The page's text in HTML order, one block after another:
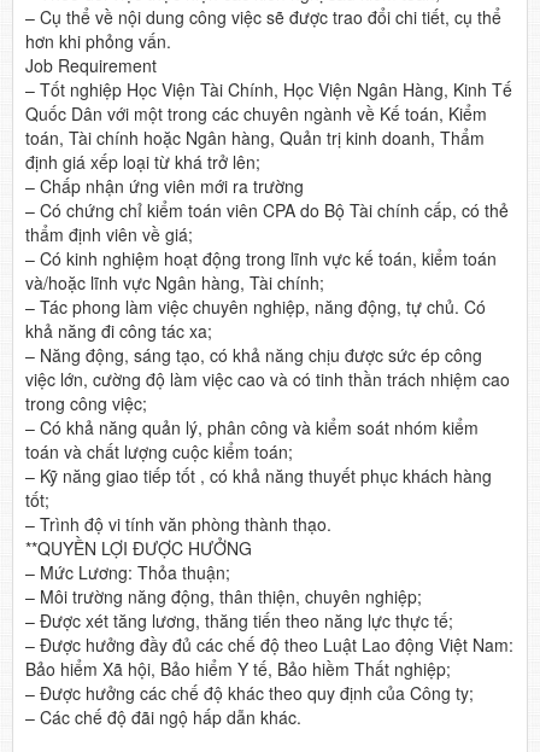
– Cụ thể về nội dung công việc sẽ được trao đổi chi tiết, cụ thể
hơn khi phỏng vấn.
Job Requirement
– Tốt nghiệp Học Viện Tài Chính, Học Viện Ngân Hàng, Kinh Tế
Quốc Dân với một trong các chuyên ngành về Kế toán, Kiểm
toán, Tài chính hoặc Ngân hàng, Quản trị kinh doanh, Thẩm
định giá xếp loại từ khá trở lên;
– Chấp nhận ứng viên mới ra trường
– Có chứng chỉ kiểm toán viên CPA do Bộ Tài chính cấp, có thẻ
thẩm định viên về giá;
– Có kinh nghiệm hoạt động trong lĩnh vực kế toán, kiểm toán
và/hoặc lĩnh vực Ngân hàng, Tài chính;
– Tác phong làm việc chuyên nghiệp, năng động, tự chủ. Có
khả năng đi công tác xa;
– Năng động, sáng tạo, có khả năng chịu được sức ép công
việc lớn, cường độ làm việc cao và có tinh thần trách nhiệm cao
trong công việc;
– Có khả năng quản lý, phân công và kiểm soát nhóm kiểm
toán và chất lượng cuộc kiểm toán;
– Kỹ năng giao tiếp tốt , có khả năng thuyết phục khách hàng
tốt;
– Trình độ vi tính văn phòng thành thạo.
**QUYỀN LỢI ĐƯỢC HƯỞNG
– Mức Lương: Thỏa thuận;
– Môi trường năng động, thân thiện, chuyên nghiệp;
– Được xét tăng lương, thăng tiến theo năng lực thực tế;
– Được hưởng đầy đủ các chế độ theo Luật Lao động Việt Nam:
Bảo hiểm Xã hội, Bảo hiểm Y tế, Bảo hiềm Thất nghiệp;
– Được hưởng các chế độ khác theo quy định của Công ty;
– Các chế độ đãi ngộ hấp dẫn khác.